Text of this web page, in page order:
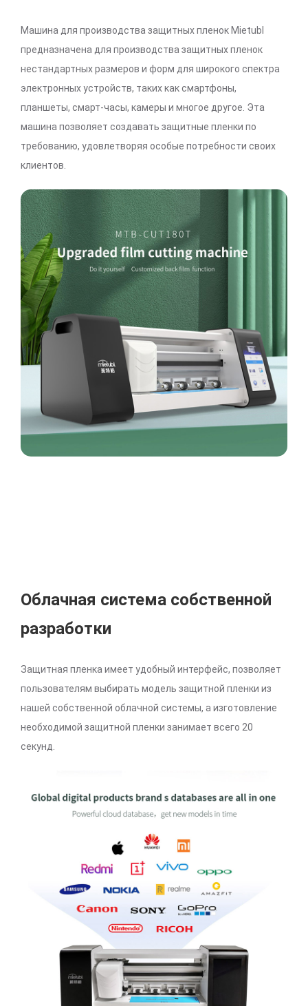
Машина для производства защитных пленок Mietubl
предназначена для производства защитных пленок
нестандартных размеров и форм для широкого спектра
электронных устройств, таких как смартфоны,
планшеты, смарт-часы, камеры и многое другое. Эта
машина позволяет создавать защитные пленки по
требованию, удовлетворяя особые потребности своих
клиентов.
Облачная система собственной
разработки
Защитная пленка имеет удобный интерфейс, позволяет
пользователям выбирать модель защитной пленки из
нашей собственной облачной системы, а изготовление
необходимой защитной пленки занимает всего 20
секунд.